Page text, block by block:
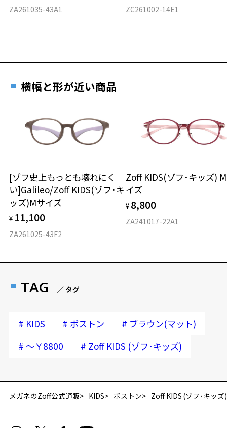
再入荷お知らせメールのお申し込み
ZA261035-43A1 ZC261002-14E1
横幅と形が近い商品
[ゾフ史上もっとも壊れにく
い]Galileo/Zoff KIDS(ゾフ･キ
ッズ)Mサイズ
¥ 11,100
ZA261025-43F2
Zoff KIDS(ゾフ･キッズ)
イズ
¥ 8,800
ZA241017-22A1
TAG ／ タグ
# KIDS # ボストン # ブラウン(マット)
# ～￥8800 # Zoff KIDS (ゾフ･キッズ)
メガネのZoff公式通販 KIDS ボストン Zoff KIDS (ゾフ･キッズ)